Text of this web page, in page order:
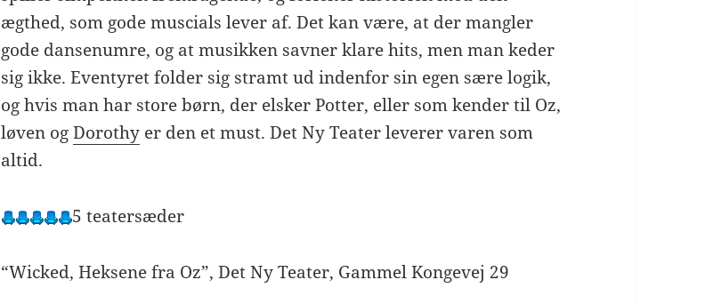
ægthed, som gode muscials lever af. Det kan være, at der mangler
gode dansenumre, og at musikken savner klare hits, men man keder
sig ikke. Eventyret folder sig stramt ud indenfor sin egen sære logik,
og hvis man har store børn, der elsker Potter, eller som kender til Oz,
løven ogDorothy er den et must. Det Ny Teater leverer varen som
altid.
5 teatersæder
“Wicked, Heksene fra Oz”, Det Ny Teater, Gammel Kongevej 29